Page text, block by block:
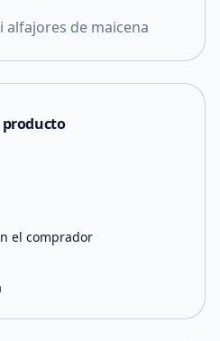
alfajores de maicena
el comprador